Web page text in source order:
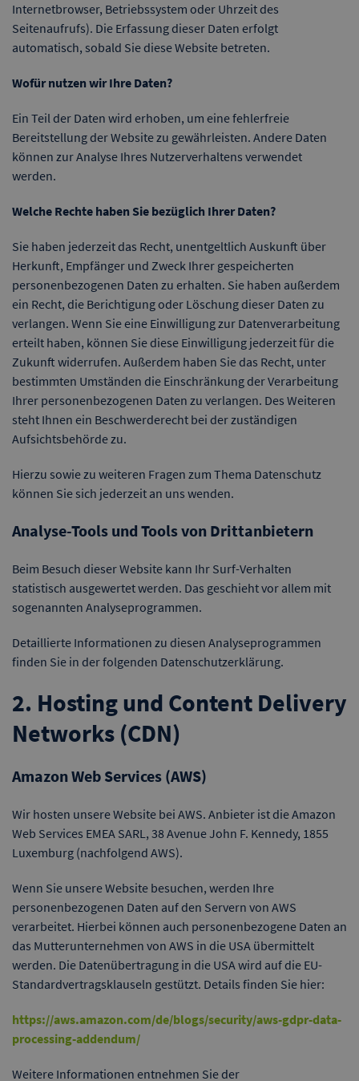
Internetbrowser, Betriebssystem oder Uhrzeit des
Seitenaufrufs). Die Erfassung dieser Daten erfolgt
automatisch, sobald Sie diese Website betreten.
Wofür nutzen wir Ihre Daten?
Ein Teil der Daten wird erhoben, um eine fehlerfreie
Bereitstellung der Website zu gewährleisten. Andere Daten
können zur Analyse Ihres Nutzerverhaltens verwendet
werden.
Welche Rechte haben Sie bezüglich Ihrer Daten?
Sie haben jederzeit das Recht, unentgeltlich Auskunft über
Herkunft, Empfänger und Zweck Ihrer gespeicherten
personenbezogenen Daten zu erhalten. Sie haben außerdem
ein Recht, die Berichtigung oder Löschung dieser Daten zu
verlangen. Wenn Sie eine Einwilligung zur Datenverarbeitung
erteilt haben, können Sie diese Einwilligung jederzeit für die
Zukunft widerrufen. Außerdem haben Sie das Recht, unter
bestimmten Umständen die Einschränkung der Verarbeitung
Ihrer personenbezogenen Daten zu verlangen. Des Weiteren
steht Ihnen ein Beschwerderecht bei der zuständigen
Aufsichtsbehörde zu.
Hierzu sowie zu weiteren Fragen zum Thema Datenschutz
können Sie sich jederzeit an uns wenden.
Analyse-Tools und Tools von Drittanbietern
Beim Besuch dieser Website kann Ihr Surf-Verhalten
statistisch ausgewertet werden. Das geschieht vor allem mit
sogenannten Analyseprogrammen.
Detaillierte Informationen zu diesen Analyseprogrammen
finden Sie in der folgenden Datenschutzerklärung.
2. Hosting und Content Delivery
Networks (CDN)
Amazon Web Services (AWS)
Wir hosten unsere Website bei AWS. Anbieter ist die Amazon
Web Services EMEA SARL, 38 Avenue John F. Kennedy, 1855
Luxemburg (nachfolgend AWS).
Wenn Sie unsere Website besuchen, werden Ihre
personenbezogenen Daten auf den Servern von AWS
verarbeitet. Hierbei können auch personenbezogene Daten an
das Mutterunternehmen von AWS in die USA übermittelt
werden. Die Datenübertragung in die USA wird auf die EU-
Standardvertragsklauseln gestützt. Details finden Sie hier:
https://aws.amazon.com/de/blogs/security/aws-gdpr-data-
processing-addendum/
Weitere Informationen entnehmen Sie der